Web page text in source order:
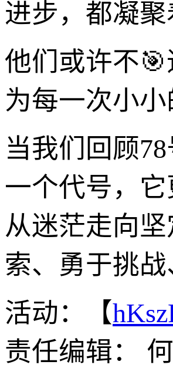
进步，都凝
他们或许不
为每一次小
当我们回顾
一个代号，
从迷茫走向
索、勇于挑
活动：【
责任编辑：